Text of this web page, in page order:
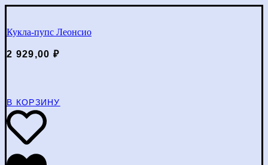
Кукла-пупс Леонсио
2 929,00 ₽
В КОРЗИНУ